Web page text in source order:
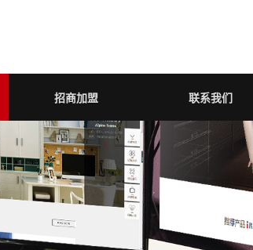
招商加盟 联系我们